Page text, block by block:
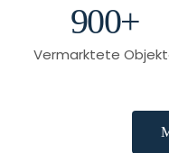
900+
Vermarktete